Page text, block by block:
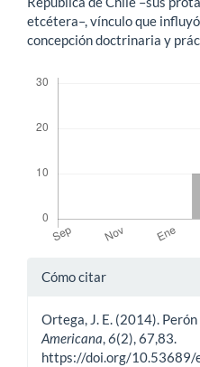
etcétera–, vínculo que
concepción doctrinaria y
Detalles
artículo
Cómo citar
Ortega, J. E. (2014).
Americana,6(2), 67,83.
https://doi.org/10.53689/